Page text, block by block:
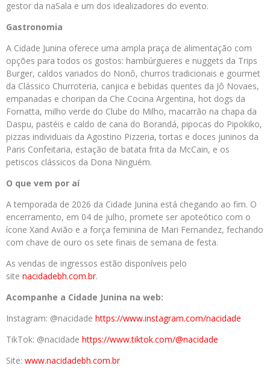
gestor da naSala e um dos idealizadores do evento.
Gastronomia
A Cidade Junina oferece uma ampla praça de alimentação com
opções para todos os gostos: hambúrgueres e nuggets da Trips
Burger, caldos variados do Nonô, churros tradicionais e gourmet
da Clássico Churroteria, canjica e bebidas quentes da Jô Novaes,
empanadas e choripan da Che Cocina Argentina, hot dogs da
Fornatta, milho verde do Clube do Milho, macarrão na chapa da
Daspu, pastéis e caldo de cana do Borandá, pipocas do Pipokiko,
pizzas individuais da Agostino Pizzeria, tortas e doces juninos da
Paris Confeitaria, estação de batata frita da McCain, e os
petiscos clássicos da Dona Ninguém.
O que vem por aí
A temporada de 2026 da Cidade Junina está chegando ao fim. O
encerramento, em 04 de julho, promete ser apoteótico com o
ícone Xand Avião e a força feminina de Mari Fernandez, fechando
com chave de ouro os sete finais de semana de festa.
As vendas de ingressos estão disponíveis pelo
site nacidadebh.com.br.
Acompanhe a Cidade Junina na web:
Instagram: @nacidade https://www.instagram.com/nacidade
TikTok: @nacidade https://www.tiktok.com/@nacidade
Site: www.nacidadebh.com.br